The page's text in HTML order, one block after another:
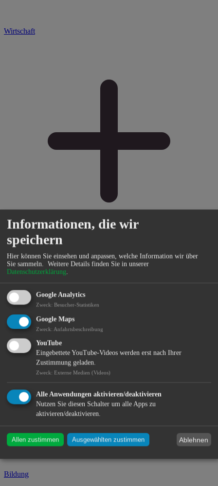
Wirtschaft
Bürgerservice
Bildung
Informationen, die wir
speichern
Hier können Sie einsehen und anpassen, welche Information wir über
Sie sammeln. Weitere Details finden Sie in unserer
Datenschutzerklärung.
Google Analytics
Zweck: Besucher-Statistiken
Google Maps
Zweck: Anfahrtsbeschreibung
YouTube
Eingebettete YouTube-Videos werden erst nach Ihrer
Zustimmung geladen.
Zweck: Externe Medien (Videos)
Alle Anwendungen aktivieren/deaktivieren
Nutzen Sie diesen Schalter um alle Apps zu
aktivieren/deaktivieren.
Allen zustimmen Ausgewählten zustimmen Ablehnen